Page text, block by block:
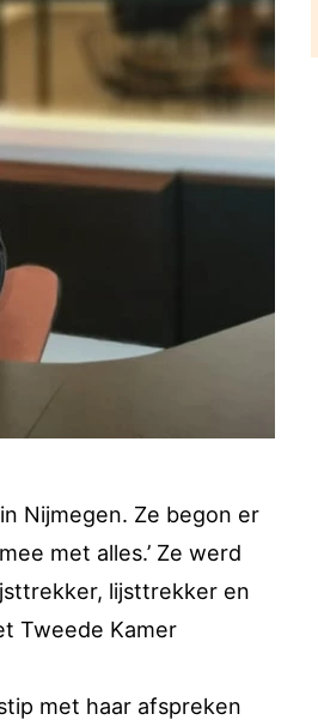
Nijmegen. Ze begon er
met alles.’ Ze werd
lijsttrekker en
Tweede Kamer
met haar afspreken